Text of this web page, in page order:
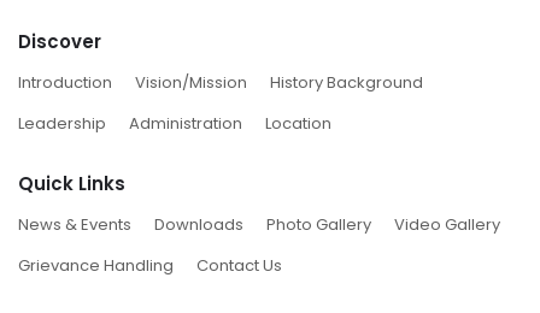
Discover
Introduction Vision/Mission
History Background
Leadership
Administration Location
Quick Links
News & Events Downloads Photo Gallery
Video Gallery
Grievance Handling
Contact Us